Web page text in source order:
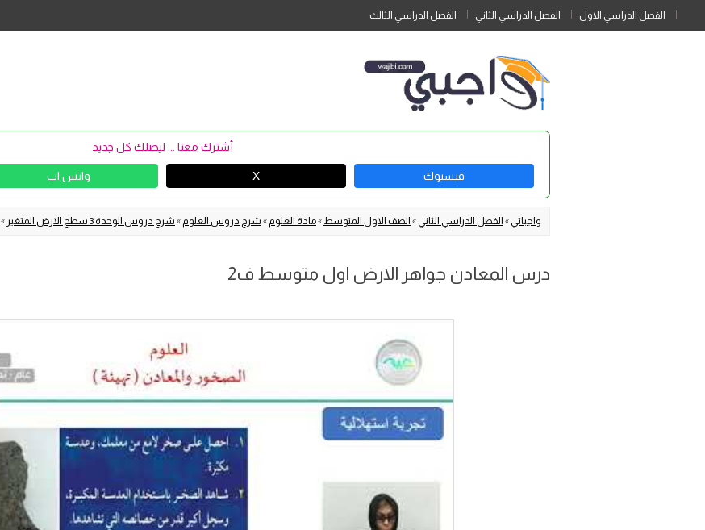
الفصل الدراسي الاول الفصل الدراسي الثاني الفصل الدراسي الثالث
أشترك معنا ... ليصلك كل جديد
فيسبوك X واتس اب
واجباتي » الفصل الدراسي الثاني » الصف الاول المتوسط »مادة العلوم » شرح دروس العلوم » شرح دروس الوحدة 3 سطح الارض المتغير »
درس المعادن جواهر الارض اول متوسط ف2